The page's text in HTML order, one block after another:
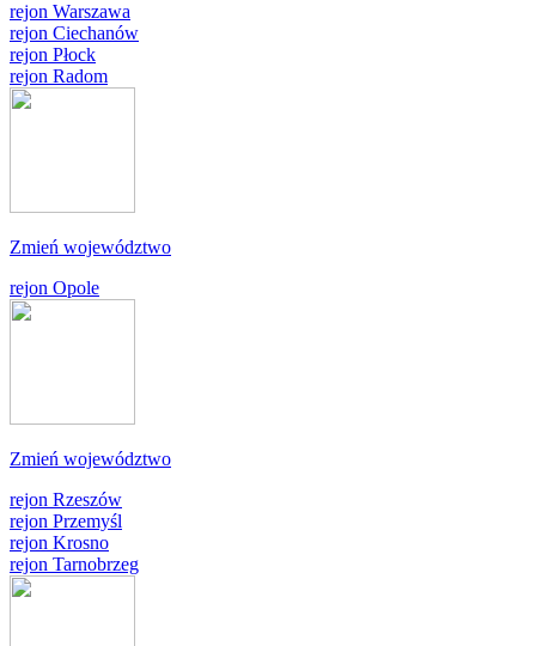
rejon Warszawa
rejon Ciechanów
rejon Płock
rejon Radom
Zmień województwo
rejon Opole
Zmień województwo
rejon Rzeszów
rejon Przemyśl
rejon Krosno
rejon Tarnobrzeg